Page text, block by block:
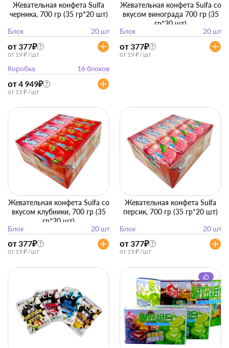
Жевательная конфета Suifa
черника, 700 гр (35 гр*20 шт)
Блок
20 шт
от 377₽ ?
от 19 ₽ / шт
Коробка 16 блоков
от 4 949₽ ?
от 15 ₽ / шт
Жевательная конфета Suifa со
вкусом винограда 700 гр (35
гр*20 шт)
Блок
20 шт
от 377₽ ?
от 19 ₽ / шт
Жевательная конфета Suifa со
вкусом клубники, 700 гр (35
гр*20 шт)
Блок
20 шт
от 377₽ ?
от 19 ₽ / шт
Жевательная конфета Suifa
персик, 700 гр (35 гр*20 шт)
Блок
20 шт
от 377₽ ?
от 19 ₽ / шт